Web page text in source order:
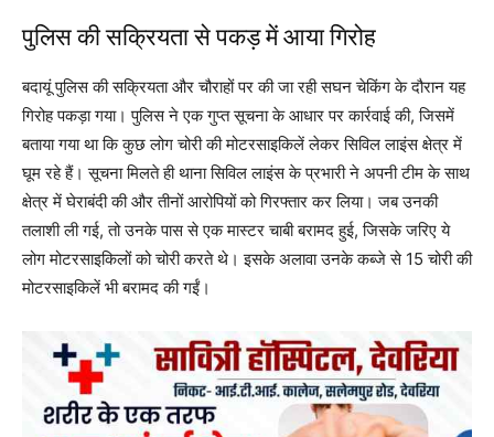
पुलिस की सक्रियता से पकड़ में आया गिरोह
बदायूं पुलिस की सक्रियता और चौराहों पर की जा रही सघन चेकिंग के दौरान यह
गिरोह पकड़ा गया। पुलिस ने एक गुप्त सूचना के आधार पर कार्रवाई की, जिसमें
बताया गया था कि कुछ लोग चोरी की मोटरसाइकिलें लेकर सिविल लाइंस क्षेत्र में
घूम रहे हैं। सूचना मिलते ही थाना सिविल लाइंस के प्रभारी ने अपनी टीम के साथ
क्षेत्र में घेराबंदी की और तीनों आरोपियों को गिरफ्तार कर लिया। जब उनकी
तलाशी ली गई, तो उनके पास से एक मास्टर चाबी बरामद हुई, जिसके जरिए ये
लोग मोटरसाइकिलों को चोरी करते थे। इसके अलावा उनके कब्जे से 15 चोरी की
मोटरसाइकिलें भी बरामद की गईं।